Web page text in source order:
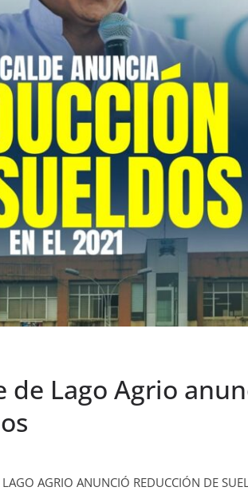
de Lago Agrio
AGRIO ANUNCIÓ REDUCCIÓN DE